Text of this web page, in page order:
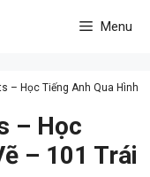
Menu
– Học Tiếng Anh Qua Hình
– Học
– 101 Trái